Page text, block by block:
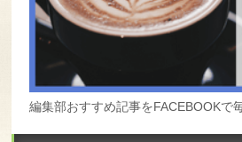
編集部おすすめ記事をFACEBOOKで